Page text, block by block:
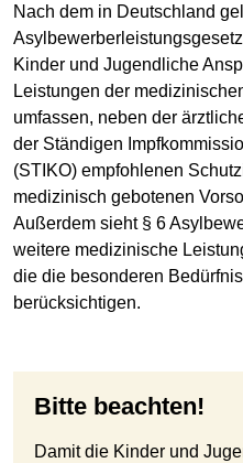
Nach dem in Deutschland
Kinder und Jugendliche
Leistungen der
umfassen, neben der
der Ständigen
(STIKO) empfohlenen
medizinisch gebotenen
Außerdem sieht § 6
weitere medizinische
die die besonderen
berücksichtigen.
Bitte beachten!
Damit die Kinder und